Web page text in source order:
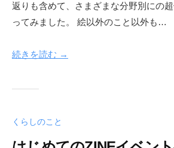
返りも含めて、さまざまな分野別にの
ってみました。 絵以外のこと以外も…
続きを読む →
くらしのこと